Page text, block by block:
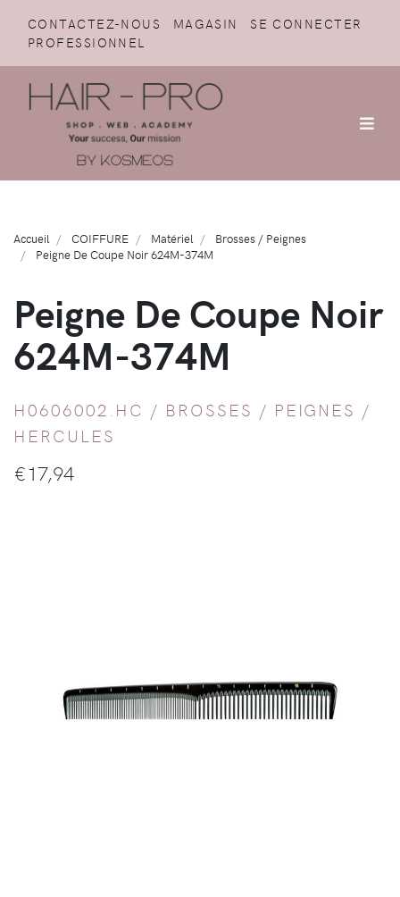
CONTACTEZ-NOUS MAGASIN
SE CONNECTER
PROFESSIONNEL
Accueil COIFFURE Matériel
Brosses / Peignes
Peigne De Coupe Noir 624M-374M
Peigne De Coupe Noir
624M-374M
H0606002.HC / BROSSES / PEIGNES /
HERCULES
€17,94